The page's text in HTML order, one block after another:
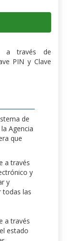
a través de
PIN y Clave
de
Agencia
que
a través
y
y
todas las
a través
estado